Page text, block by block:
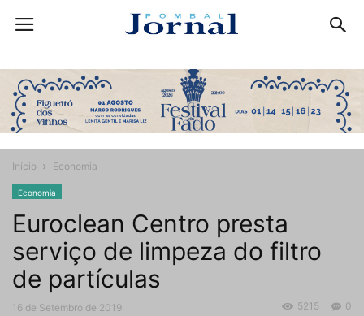
Início Economia
Economia
Euroclean Centro presta
serviço de limpeza do filtro
de partículas
16 de Setembro de 2019 0
5215